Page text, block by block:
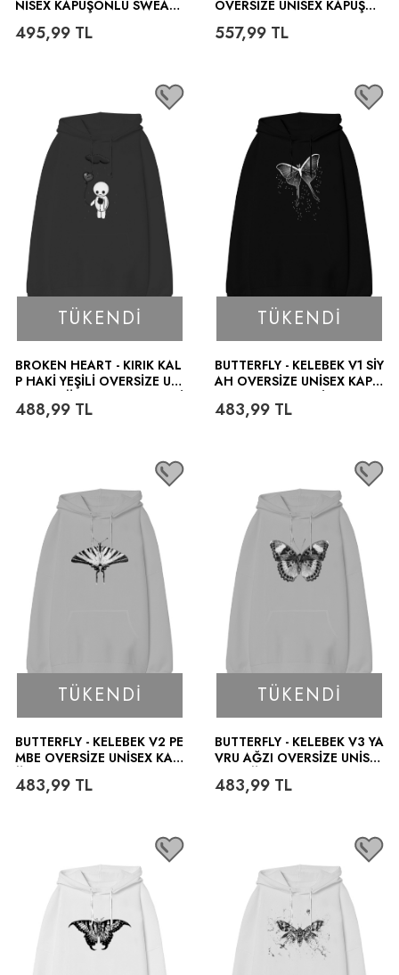
NISEX KAPÜŞONLU SWEATS
495,99 TL
OVERSIZE UNISEX KAPÜŞO
557,99 TL
TÜKENDI
BROKEN HEART - KIRIK KAL
P HAKI YEŞILI OVERSIZE UNI
RT
488,99 TL
TÜKENDI
BUTTERFLY - KELEBEK V1 SIY
AH OVERSIZE UNISEX KAPÜ
483,99 TL
TÜKENDI
BUTTERFLY - KELEBEK V2 PE
MBE OVERSIZE UNISEX KAP
483,99 TL
TÜKENDI
BUTTERFLY - KELEBEK V3 YA
VRU AĞZI OVERSIZE UNISE
T
483,99 TL